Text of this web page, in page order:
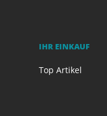
IHR EINKAUF
Top Artikel